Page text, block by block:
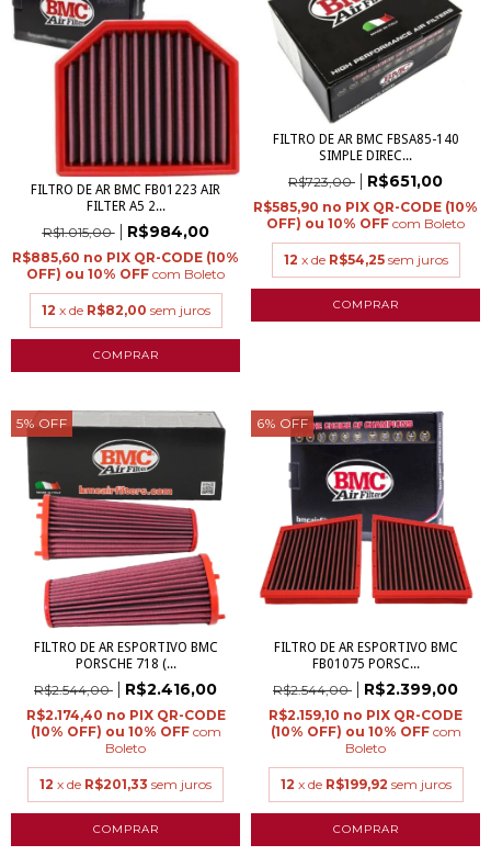
FILTRO DE AR BMC FB01223 AIR
FILTER A5 2...
R$1.015,00 R$984,00
R$885,60
com Boleto
12 x de R$82,00 sem juros
FILTRO DE AR BMC FBSA85-140
SIMPLE DIREC...
R$723,00 R$651,00
R$585,90
com Boleto
12 x de R$54,25 sem juros
5% OFF
FILTRO DE AR ESPORTIVO BMC
PORSCHE 718 (...
R$2.544,00 R$2.416,00
R$2.174,40
com
Boleto
12 x de R$201,33 sem juros
6% OFF
FILTRO DE AR ESPORTIVO BMC
FB01075 PORSC...
R$2.544,00 R$2.399,00
R$2.159,10
com
Boleto
12 x de R$199,92 sem juros